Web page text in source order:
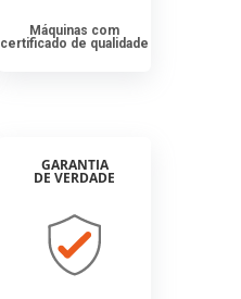
Máquinas com
certificado de qualidade
GARANTIA
DE VERDADE